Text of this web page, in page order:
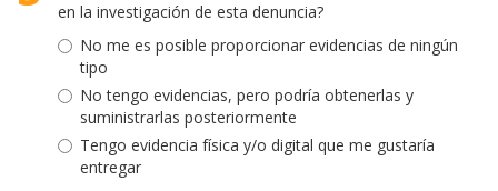
en la investigación de esta denuncia?
No me es posible proporcionar evidencias de ningún
tipo
No tengo evidencias, pero podría obtenerlas y
suministrarlas posteriormente
Tengo evidencia física y/o digital que me gustaría
entregar